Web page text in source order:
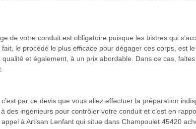
de votre conduit est obligatoire puisque les bistres qui
le procédé le plus efficace pour dégager ces corps, est
et également, à un prix abordable. Dans ce cas,
par ce devis que vous allez effectuer la préparation
ingénieurs pour contrôler votre conduit et c’est en
à Artisan Lenfant qui situe dans Champoulet 45420